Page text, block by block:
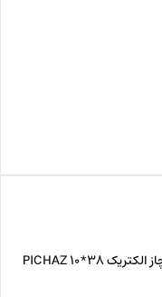
کلید فیوز سیلندری پیچاز الکتریک PICHAZ 10*38